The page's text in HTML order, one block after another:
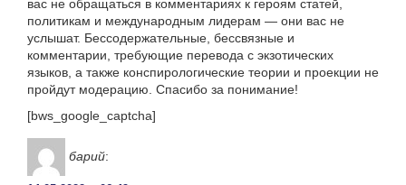
вас не обращаться в комментариях к героям статей,
политикам и международным лидерам — они вас не
услышат. Бессодержательные, бессвязные и
комментарии, требующие перевода с экзотических
языков, а также конспирологические теории и проекции не
пройдут модерацию. Спасибо за понимание!
[bws_google_captcha]
барий: